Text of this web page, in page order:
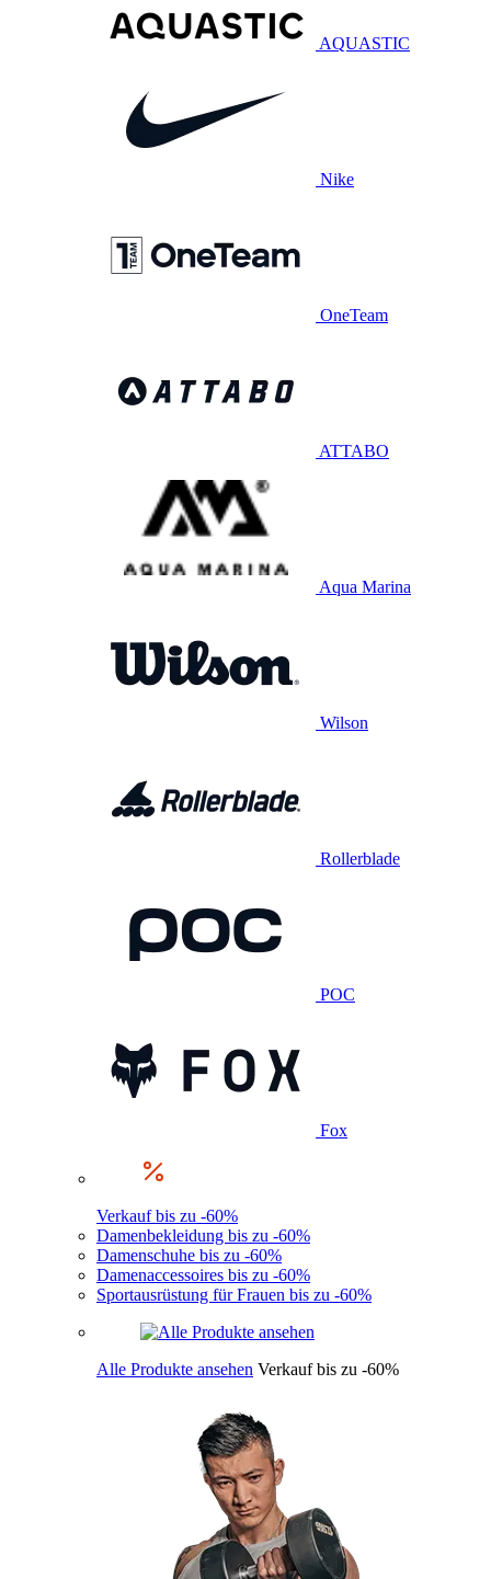
AQUASTIC
Nike
OneTeam
ATTABO
Aqua Marina
Wilson
Rollerblade
POC
Fox
Verkauf bis zu -60%
Damenbekleidung bis zu -60%
Damenschuhe bis zu -60%
Damenaccessoires bis zu -60%
Sportausrüstung für Frauen bis zu -60%
Alle Produkte ansehen Verkauf bis zu -60%